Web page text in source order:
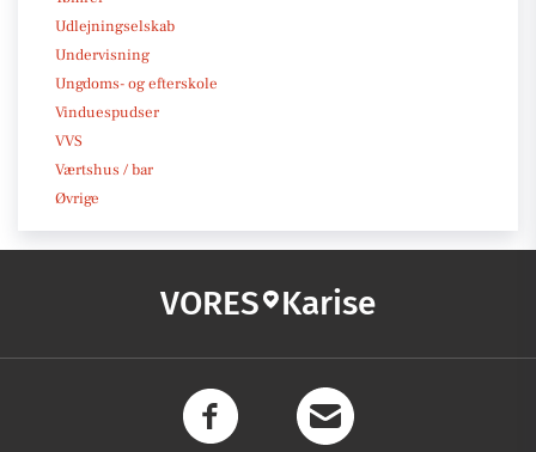
Udlejningselskab
Undervisning
Ungdoms- og efterskole
Vinduespudser
VVS
Værtshus / bar
Øvrige
VORES Karise